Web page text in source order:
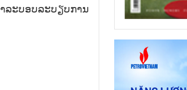
ລະບອບລະບຽບການ